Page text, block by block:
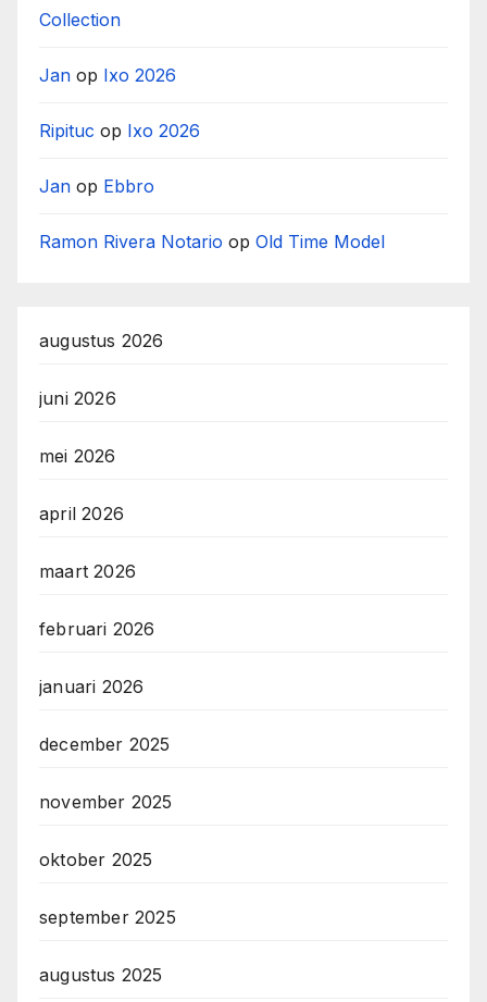
Collection
Jan op Ixo 2026
Ripituc op Ixo 2026
Jan op Ebbro
Ramon Rivera Notario op Old Time Model
augustus 2026
juni 2026
mei 2026
april 2026
maart 2026
februari 2026
januari 2026
december 2025
november 2025
oktober 2025
september 2025
augustus 2025